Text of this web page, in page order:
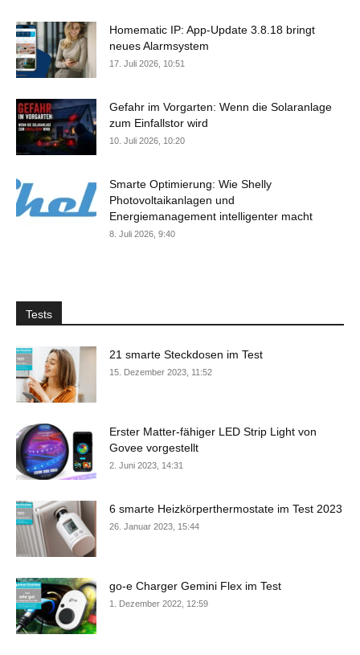
Homematic IP: App-Update 3.8.18 bringt
neues Alarmsystem
17. Juli 2026, 10:51
Gefahr im Vorgarten: Wenn die Solaranlage
zum Einfallstor wird
10. Juli 2026, 10:20
Smarte Optimierung: Wie Shelly
Photovoltaikanlagen und
Energiemanagement intelligenter macht
8. Juli 2026, 9:40
Tests
21 smarte Steckdosen im Test
15. Dezember 2023, 11:52
Erster Matter-fähiger LED Strip Light von
Govee vorgestellt
2. Juni 2023, 14:31
6 smarte Heizkörperthermostate im Test 2023
26. Januar 2023, 15:44
go-e Charger Gemini Flex im Test
1. Dezember 2022, 12:59